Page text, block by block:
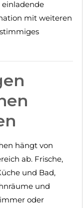
einladende
mit weiteren
hängt von
ab. Frische,
und Bad,
und
oder